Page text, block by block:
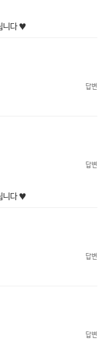
니다 ♥
답변
답변
니다 ♥
답변
답변